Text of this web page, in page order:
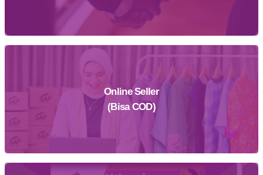
Daftar Sekarang
Online Seller
(Bisa COD)